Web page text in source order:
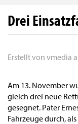
Drei
Erstellt von vmedia
Am 13. November
gleich drei neue
gesegnet. Pater
Fahrzeuge durch,